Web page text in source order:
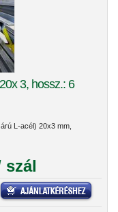
3, hossz.: 6
L-acél) 20x3 mm,
szál